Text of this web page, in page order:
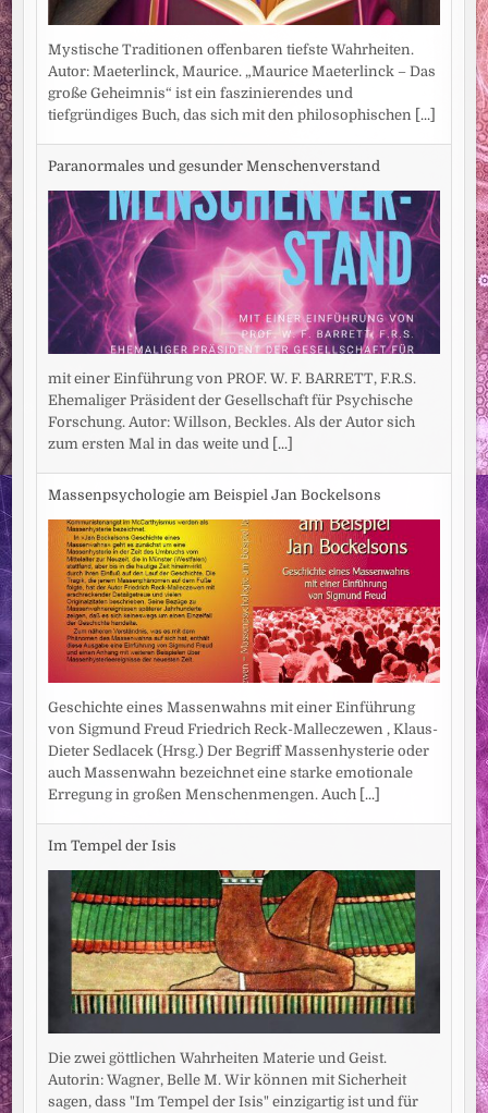
Mystische Traditionen offenbaren tiefste Wahrheiten.
Autor: Maeterlinck, Maurice. „Maurice Maeterlinck – Das
große Geheimnis“ ist ein faszinierendes und
tiefgründiges Buch, das sich mit den philosophischen [...]
Paranormales und gesunder Menschenverstand
mit einer Einführung von PROF. W. F. BARRETT, F.R.S.
Ehemaliger Präsident der Gesellschaft für Psychische
Forschung. Autor: Willson, Beckles. Als der Autor sich
zum ersten Mal in das weite und [...]
Massenpsychologie am Beispiel Jan Bockelsons
Geschichte eines Massenwahns mit einer Einführung
von Sigmund Freud Friedrich Reck-Malleczewen , Klaus-
Dieter Sedlacek (Hrsg.) Der Begriff Massenhysterie oder
auch Massenwahn bezeichnet eine starke emotionale
Erregung in großen Menschenmengen. Auch [...]
Im Tempel der Isis
Die zwei göttlichen Wahrheiten Materie und Geist.
Autorin: Wagner, Belle M. Wir können mit Sicherheit
sagen, dass "Im Tempel der Isis" einzigartig ist und für